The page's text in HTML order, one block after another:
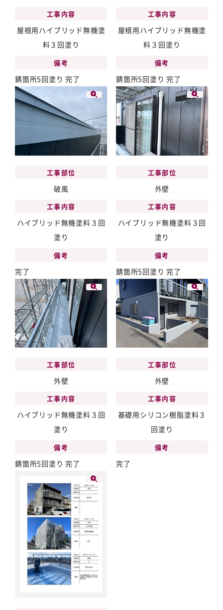
工事内容
屋根用ハイブリッド無機塗
料３回塗り
備考
錆箇所5回塗り 完了
工事内容
屋根用ハイブリッド無機塗
料３回塗り
備考
錆箇所5回塗り 完了
工事部位
破風
工事内容
ハイブリッド無機塗料３回
塗り
備考
完了
工事部位
外壁
工事内容
ハイブリッド無機塗料３回
塗り
備考
錆箇所5回塗り 完了
工事部位
外壁
工事内容
ハイブリッド無機塗料３回
塗り
備考
錆箇所5回塗り 完了
工事部位
外壁
工事内容
基礎用シリコン樹脂塗料３
回塗り
備考
完了